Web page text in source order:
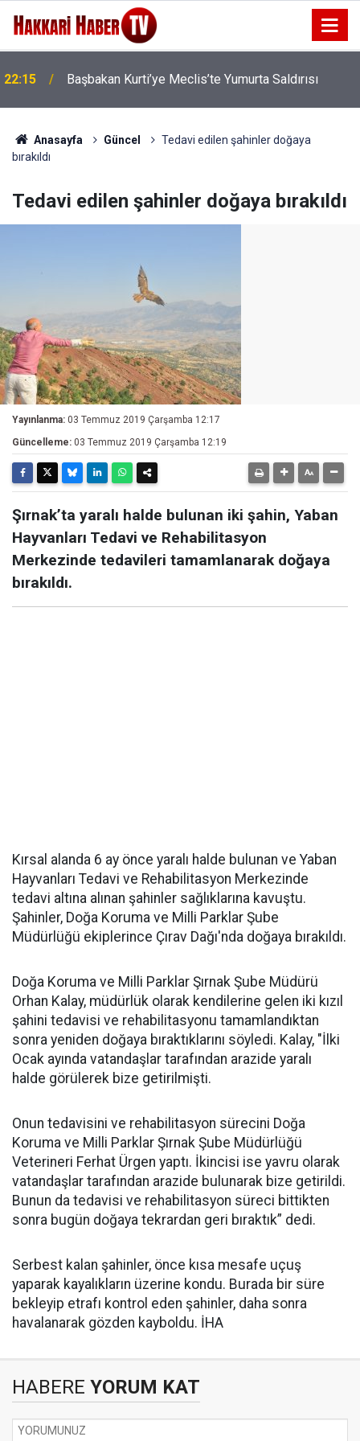
22:15 Başbakan Kurti’ye Meclis’te Yumurta Saldırısı
Anasayfa Güncel
Tedavi edilen şahinler doğaya
bırakıldı
Tedavi edilen şahinler doğaya bırakıldı
Yayınlanma: 03 Temmuz 2019 Çarşamba 12:17
Güncelleme: 03 Temmuz 2019 Çarşamba 12:19
Şırnak’ta yaralı halde bulunan iki şahin, Yaban
Hayvanları Tedavi ve Rehabilitasyon
Merkezinde tedavileri tamamlanarak doğaya
bırakıldı.
Kırsal alanda 6 ay önce yaralı halde bulunan ve Yaban
Hayvanları Tedavi ve Rehabilitasyon Merkezinde
tedavi altına alınan şahinler sağlıklarına kavuştu.
Şahinler, Doğa Koruma ve Milli Parklar Şube
Müdürlüğü ekiplerince Çırav Dağı'nda doğaya bırakıldı.
Doğa Koruma ve Milli Parklar Şırnak Şube Müdürü
Orhan Kalay, müdürlük olarak kendilerine gelen iki kızıl
şahini tedavisi ve rehabilitasyonu tamamlandıktan
sonra yeniden doğaya bıraktıklarını söyledi. Kalay, "İlki
Ocak ayında vatandaşlar tarafından arazide yaralı
halde görülerek bize getirilmişti.
Onun tedavisini ve rehabilitasyon sürecini Doğa
Koruma ve Milli Parklar Şırnak Şube Müdürlüğü
Veterineri Ferhat Ürgen yaptı. İkincisi ise yavru olarak
vatandaşlar tarafından arazide bulunarak bize getirildi.
Bunun da tedavisi ve rehabilitasyon süreci bittikten
sonra bugün doğaya tekrardan geri bıraktık” dedi.
Serbest kalan şahinler, önce kısa mesafe uçuş
yaparak kayalıkların üzerine kondu. Burada bir süre
bekleyip etrafı kontrol eden şahinler, daha sonra
havalanarak gözden kayboldu. İHA
HABERE YORUM KAT